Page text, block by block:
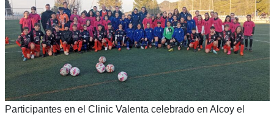
Participantes en el Clinic Valenta celebrado en Alcoy el